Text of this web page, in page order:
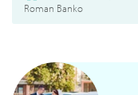
Roman Banko